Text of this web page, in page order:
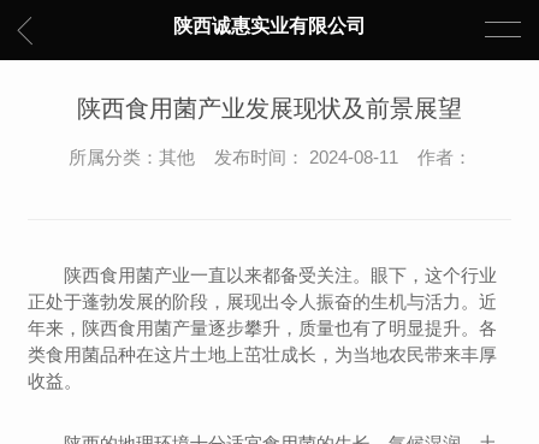
陕西诚惠实业有限公司
陕西食用菌产业发展现状及前景展望
所属分类：其他 发布时间： 2024-08-11 作者：
陕西食用菌产业一直以来都备受关注。眼下，这个行业
正处于蓬勃发展的阶段，展现出令人振奋的生机与活力。近
年来，陕西食用菌产量逐步攀升，质量也有了明显提升。各
类食用菌品种在这片土地上茁壮成长，为当地农民带来丰厚
收益。